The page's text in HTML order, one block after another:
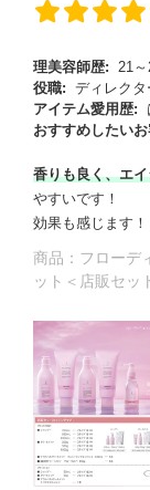
理美容師歴:
21
役職: ディレク
アイテム愛用歴:
おすすめしたい
香りも良く、エ
やすいです！
効果も感じます！
商品： フローデ
ット＜店販セ